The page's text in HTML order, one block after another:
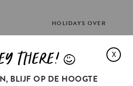
HOLIDAYS OVER
€3.5
IN WINKELMAND X
THERE! L
BLIJF OP DE HOOGTE